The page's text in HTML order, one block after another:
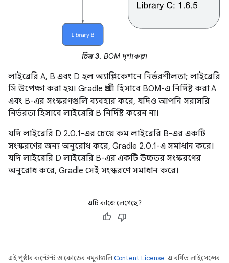
চিত্র 3. BOM দৃশ্যকল্প।
লাইব্রেরি A, B এবং D হল অ্যাপ্লিকেশনে নির্ভরশীলতা; লাইব্রেরি
সি উপেক্ষা করা হয়। Gradle প্রার্থী হিসাবে BOM-এ নির্দিষ্ট করা A
এবং B-এর সংস্করণগুলি ব্যবহার করে, যদিও আপনি সরাসরি
নির্ভরতা হিসাবে লাইব্রেরি B নির্দিষ্ট করেন না।
যদি লাইব্রেরি D 2.0.1-এর চেয়ে কম লাইব্রেরি B-এর একটি
সংস্করণের জন্য অনুরোধ করে, Gradle 2.0.1-এ সমাধান করে।
যদি লাইব্রেরি D লাইব্রেরি B-এর একটি উচ্চতর সংস্করণের
অনুরোধ করে, Gradle সেই সংস্করণে সমাধান করে।
এটি কাজে লেগেছে?
এই পৃষ্ঠার কন্টেন্ট ও কোডের নমুনাগুলিContent License-এ বর্ণিত লাইসেন্সের